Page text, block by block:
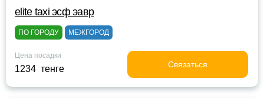
elite taxi эсф эавр
ПО ГОРОДУ МЕЖГОРОД
Цена посадки
1234 тенге Связаться